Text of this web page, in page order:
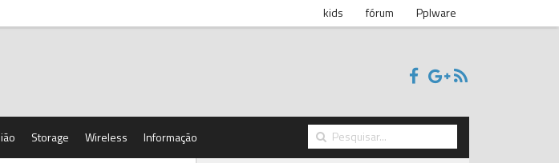
kids fórum Pplware
Storage Wireless Informação